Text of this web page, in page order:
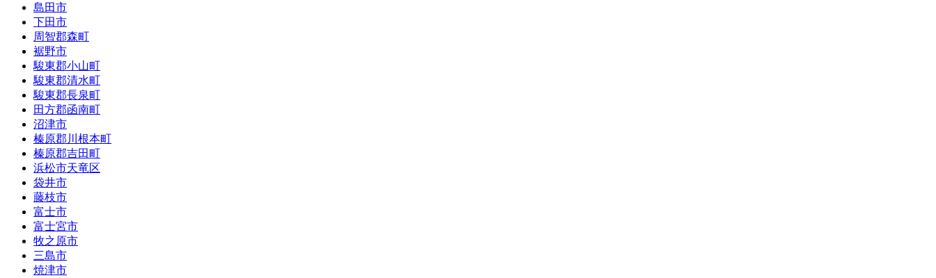
島田市
下田市
周智郡森町
裾野市
駿東郡小山町
駿東郡清水町
駿東郡長泉町
田方郡函南町
沼津市
榛原郡川根本町
榛原郡吉田町
浜松市天竜区
袋井市
藤枝市
富士市
富士宮市
牧之原市
三島市
焼津市